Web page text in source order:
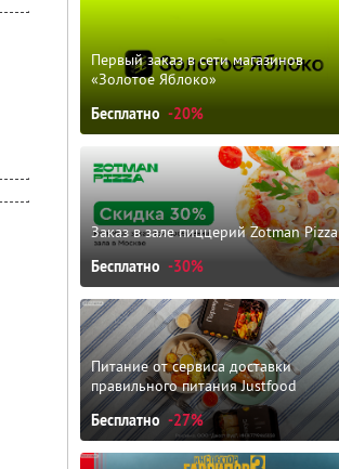
Первый заказ в сети магазинов
«Золотое Яблоко»
Бесплатно -20%
Заказ в зале пиццерий Zotman Pizza
Бесплатно -30%
Питание от сервиса доставки
правильного питания Justfood
Бесплатно -27%